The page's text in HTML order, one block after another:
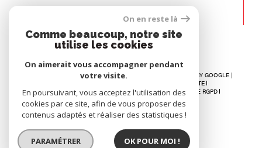
© 2026 | TOUS DROITS RÉSERVÉS | TRADUCTION POWERED BY GOOGLE |
PLAN DU SITE
MENTIONS LÉGALES
ADMIN NOS LIENS
POLITIQUE RGPD
On en reste là
Comme beaucoup, notre site
utilise les cookies
On aimerait vous accompagner pendant
votre visite.
En poursuivant, vous acceptez l'utilisation des
cookies par ce site, afin de vous proposer des
contenus adaptés et réaliser des statistiques !
PARAMÉTRER OK POUR MOI !